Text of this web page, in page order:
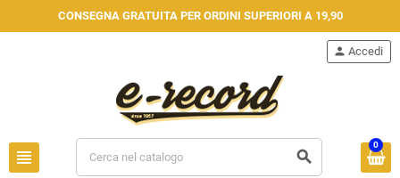
CONSEGNA GRATUITA PER ORDINI SUPERIORI A 19,90
view_headline search
person Accedi
0